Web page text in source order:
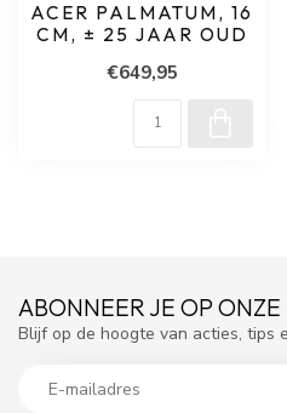
ACER PALMATUM, 16
CM, ± 25 JAAR OUD
€649,95
ABONNEER JE OP
Blijf op de hoogte van acties, tips